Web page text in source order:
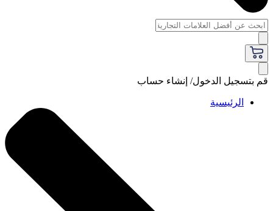
قم بتسجيل الدخول/ إنشاء حساب
الرئيسية